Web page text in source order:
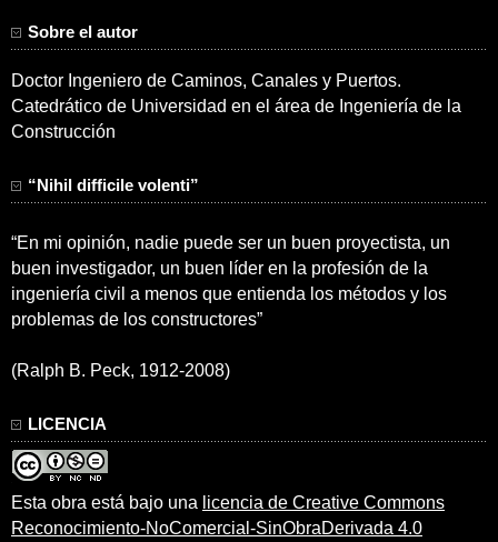
Sobre el autor
Doctor Ingeniero de Caminos, Canales y Puertos.
Catedrático de Universidad en el área de Ingeniería de la
Construcción
“Nihil difficile volenti”
“En mi opinión, nadie puede ser un buen proyectista, un
buen investigador, un buen líder en la profesión de la
ingeniería civil a menos que entienda los métodos y los
problemas de los constructores”
(Ralph B. Peck, 1912-2008)
LICENCIA
Esta obra está bajo una licencia de Creative Commons
Reconocimiento-NoComercial-SinObraDerivada 4.0